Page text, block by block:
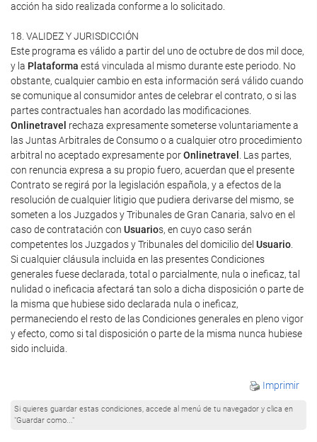
acción ha sido realizada conforme a lo solicitado.
18. VALIDEZ Y JURISDICCIÓN
Este programa es válido a partir del uno de octubre de dos mil doce,
y la Plataforma está vinculada al mismo durante este periodo. No
obstante, cualquier cambio en esta información será válido cuando
se comunique al consumidor antes de celebrar el contrato, o si las
partes contractuales han acordado las modificaciones.
Onlinetravel rechaza expresamente someterse voluntariamente a
las Juntas Arbitrales de Consumo o a cualquier otro procedimiento
arbitral no aceptado expresamente porOnlinetravel
. Las partes,
con renuncia expresa a su propio fuero, acuerdan que el presente
Contrato se regirá por la legislación española, y a efectos de la
resolución de cualquier litigio que pudiera derivarse del mismo, se
someten a los Juzgados y Tribunales de Gran Canaria, salvo en el
caso de contratación con Usuarios, en cuyo caso serán
competentes los Juzgados y Tribunales del domicilio del Usuario
Si cualquier cláusula incluida en las presentes Condiciones
generales fuese declarada, total o parcialmente, nula o ineficaz, tal
nulidad o ineficacia afectará tan solo a dicha disposición o parte de
la misma que hubiese sido declarada nula o ineficaz,
permaneciendo el resto de las Condiciones generales en pleno vigor
y efecto, como si tal disposición o parte de la misma nunca hubiese
sido incluida.
Imprimir
Si quieres guardar estas condiciones, accede al menú de tu navegador y clica en
"Guardar como..."